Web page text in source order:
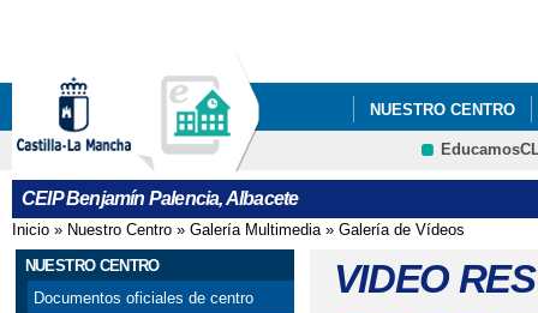
NUESTRO CENTRO
BLOG DE CENTRO
CEIP Benjamín Palencia, Albacete
Se encuentra usted aquí
Inicio » Nuestro Centro » Galería Multimedia» Galería de Vídeos
NUESTRO CENTRO
Documentos oficiales de centro
VIDEO